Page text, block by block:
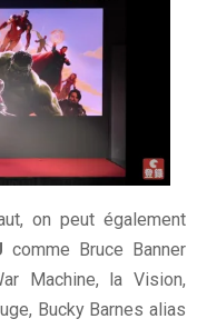
on peut également
comme Bruce Banner
Machine, la Vision,
Bucky Barnes alias